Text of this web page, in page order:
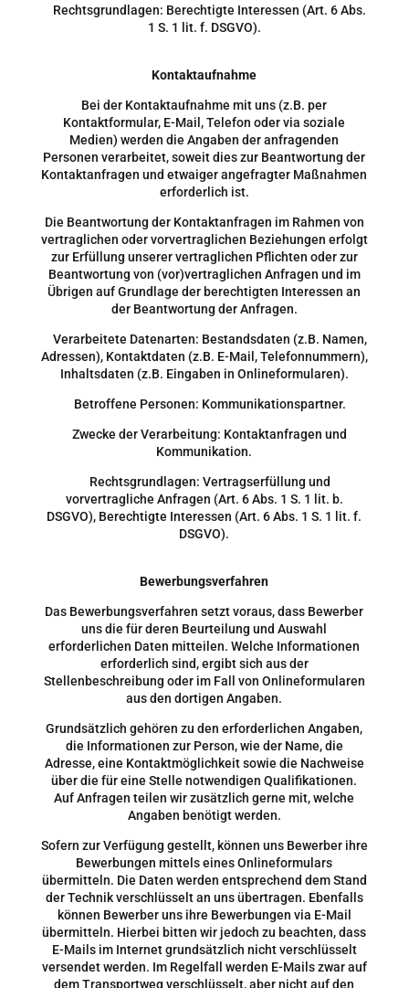
Rechtsgrundlagen: Berechtigte Interessen (Art. 6 Abs.
1 S. 1 lit. f. DSGVO).
Kontaktaufnahme
Bei der Kontaktaufnahme mit uns (z.B. per
Kontaktformular, E-Mail, Telefon oder via soziale
Medien) werden die Angaben der anfragenden
Personen verarbeitet, soweit dies zur Beantwortung der
Kontaktanfragen und etwaiger angefragter Maßnahmen
erforderlich ist.
Die Beantwortung der Kontaktanfragen im Rahmen von
vertraglichen oder vorvertraglichen Beziehungen erfolgt
zur Erfüllung unserer vertraglichen Pflichten oder zur
Beantwortung von (vor)vertraglichen Anfragen und im
Übrigen auf Grundlage der berechtigten Interessen an
der Beantwortung der Anfragen.
Verarbeitete Datenarten: Bestandsdaten (z.B. Namen,
Adressen), Kontaktdaten (z.B. E-Mail, Telefonnummern),
Inhaltsdaten (z.B. Eingaben in Onlineformularen).
Betroffene Personen: Kommunikationspartner.
Zwecke der Verarbeitung: Kontaktanfragen und
Kommunikation.
Rechtsgrundlagen: Vertragserfüllung und
vorvertragliche Anfragen (Art. 6 Abs. 1 S. 1 lit. b.
DSGVO), Berechtigte Interessen (Art. 6 Abs. 1 S. 1 lit. f.
DSGVO).
Bewerbungsverfahren
Das Bewerbungsverfahren setzt voraus, dass Bewerber
uns die für deren Beurteilung und Auswahl
erforderlichen Daten mitteilen. Welche Informationen
erforderlich sind, ergibt sich aus der
Stellenbeschreibung oder im Fall von Onlineformularen
aus den dortigen Angaben.
Grundsätzlich gehören zu den erforderlichen Angaben,
die Informationen zur Person, wie der Name, die
Adresse, eine Kontaktmöglichkeit sowie die Nachweise
über die für eine Stelle notwendigen Qualifikationen.
Auf Anfragen teilen wir zusätzlich gerne mit, welche
Angaben benötigt werden.
Sofern zur Verfügung gestellt, können uns Bewerber ihre
Bewerbungen mittels eines Onlineformulars
übermitteln. Die Daten werden entsprechend dem Stand
der Technik verschlüsselt an uns übertragen. Ebenfalls
können Bewerber uns ihre Bewerbungen via E-Mail
übermitteln. Hierbei bitten wir jedoch zu beachten, dass
E-Mails im Internet grundsätzlich nicht verschlüsselt
versendet werden. Im Regelfall werden E-Mails zwar auf
dem Transportweg verschlüsselt, aber nicht auf den